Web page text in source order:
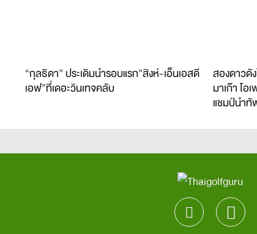
“กุลธิดา” ประเดิมนำรอบแรก”สิงห์-เอ็นเอสดี
เอฟ”ที่เดอะวินเทจคลับ
สองดาวดั
มาเก๊า โ
แชมป์นำทั